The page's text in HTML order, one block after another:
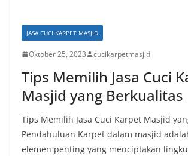
JASA CUCI KARPET MASJID
Oktober 25, 2023 cucikarpetmasjid
Tips Memilih Jasa Cuci
Masjid yang Berkualitas
Tips Memilih Jasa Cuci Karpet Masjid
Pendahuluan Karpet dalam masjid
elemen penting yang menciptakan